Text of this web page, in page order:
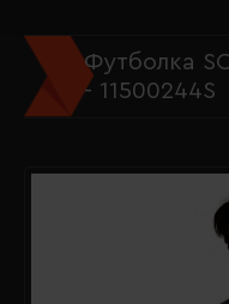
Футболка
- 11500244S